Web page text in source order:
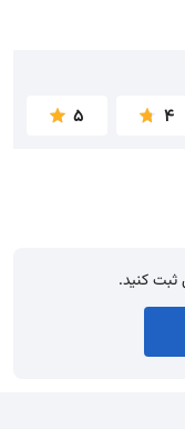
4
5
ثبت کنید.